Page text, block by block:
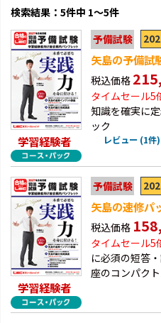
検索結果：5件中 1～5件
学習経験者
予備試験
矢島の予備試
税込価格
タイムセール5
知識を確実に
ック
レビュー (1件)
学習経験者
予備試験
矢島の速修パ
税込価格
タイムセール5
に必須の短答
座のコンパク